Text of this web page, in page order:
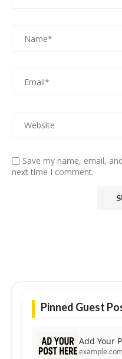
Save my name, email,
next time I comment.
Pinned Guest
Add Your